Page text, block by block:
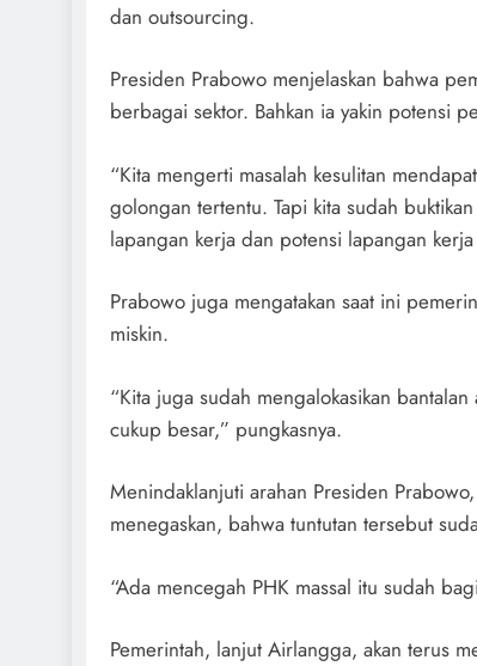
dan outsourcing.
Presiden Prabowo menjelaskan bahwa
berbagai sektor. Bahkan ia yakin potensi
“Kita mengerti masalah kesulitan
golongan tertentu. Tapi kita sudah
lapangan kerja dan potensi lapangan
Prabowo juga mengatakan saat ini
miskin.
“Kita juga sudah mengalokasikan
cukup besar,” pungkasnya.
Menindaklanjuti arahan Presiden
menegaskan, bahwa tuntutan tersebut
“Ada mencegah PHK massal itu sudah
Pemerintah, lanjut Airlangga, akan terus